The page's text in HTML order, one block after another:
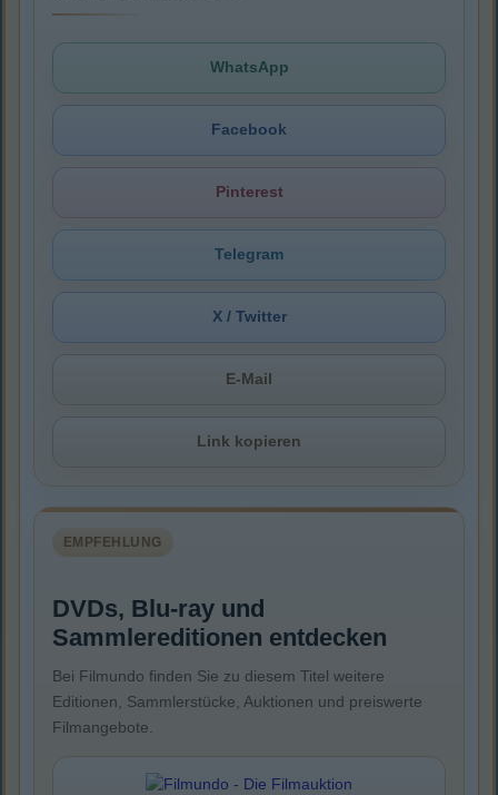
WhatsApp
Facebook
Pinterest
Telegram
X / Twitter
E-Mail
Link kopieren
EMPFEHLUNG
DVDs, Blu-ray und
Sammlereditionen entdecken
Bei Filmundo finden Sie zu diesem Titel weitere
Editionen, Sammlerstücke, Auktionen und preiswerte
Filmangebote.